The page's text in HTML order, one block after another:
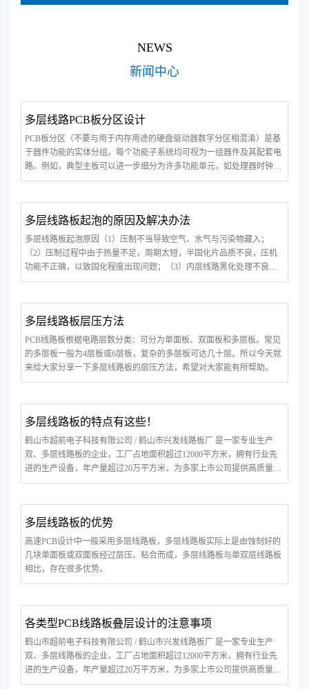
NEWS
新闻中心
多层线路PCB板分区设计
PCB板分区（不要与用于内存用途的硬盘驱动器数字分区相混淆）是基
于器件功能的实体分组。每个功能子系统均可视为一组器件及其配套电
路。例如，典型主板可以进一步细分为许多功能单元，如处理器时钟逻
辑、总线控制器、总线接口、内存、视频/音频处理模块和外围设备（输
多层线路板起泡的原因及解决办法
多层线路板起泡原因（1）压制不当导致空气、水气与污染物藏入；
（2）压制过程中由于热量不足，周期太短，半固化片品质不良，压机
功能不正确，以致固化程度出现问题；（3）内层线路黑化处理不良或
黑化时表面受到污染；（4）内层板或半固化片被污染；（5）胶流量不
多层线路板层压方法
PCB线路板根据电路层数分类：可分为单面板、双面板和多层板。常见
的多层板一般为4层板或6层板，复杂的多层板可达几十层。所以今天就
来给大家分享一下多层线路板的层压方法，希望对大家能有所帮助。
多层线路板的特点有这些！
鹤山市超前电子科技有限公司 / 鹤山市兴发线路板厂 是一家专业生产
双、多层线路板的企业，工厂占地面积超过12000平方米，拥有行业先
进的生产设备，年产量超过20万平方米，为多家上市公司提供高质量的
产品。公司凭借精湛的生产工艺，稳定的产品质量，贏得海内外客户的
多层线路板的优势
高速PCB设计中一般采用多层线路板，多层线路板实际上是由蚀刻好的
几块单面板或双面板经过层压、粘合而成，多层线路板与单双层线路板
相比，存在很多优势。
各类型PCB线路板叠层设计的注意事项
鹤山市超前电子科技有限公司 / 鹤山市兴发线路板厂 是一家专业生产
双、多层线路板的企业，工厂占地面积超过12000平方米，拥有行业先
进的生产设备，年产量超过20万平方米，为多家上市公司提供高质量的
产品。公司凭借精湛的生产工艺，稳定的产品质量，贏得海内外客户的